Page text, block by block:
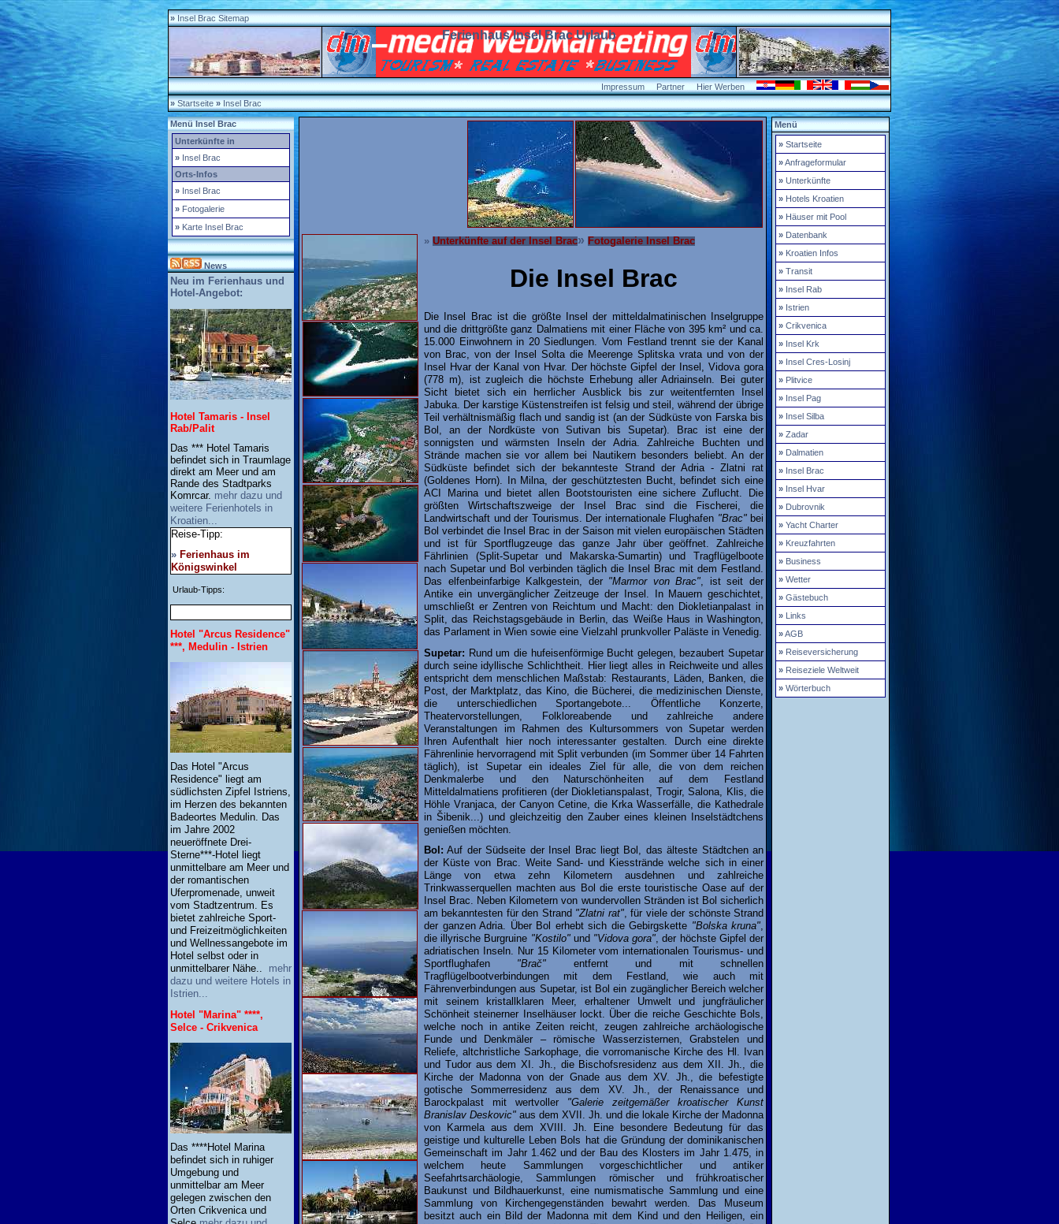
» Insel Brac Sitemap
Ferienhaus Insel Brac Urlaub
Impressum Partner
Hier Werben
» Startseite» Insel Brac
Menü Insel Brac
Unterkünfte in
» Insel Brac
Orts-Infos
» Insel Brac
» Fotogalerie
» Karte Insel Brac
News
Neu im Ferienhaus und
Hotel-Angebot:
Hotel Tamaris - Insel
Rab/Palit
Das *** Hotel Tamaris
befindet sich in Traumlage
direkt am Meer und am
Rande des Stadtparks
Komrcar. mehr dazu und
weitere Ferienhotels in
Kroatien...
Reise-Tipp:
» Ferienhaus im
Königswinkel
Urlaub-Tipps:
Hotel "Arcus Residence"
***, Medulin - Istrien
Das Hotel "Arcus
Residence" liegt am
südlichsten Zipfel Istriens,
im Herzen des bekannten
Badeortes Medulin. Das
im Jahre 2002
neueröffnete Drei-
Sterne***-Hotel liegt
unmittelbare am Meer und
der romantischen
Uferpromenade, unweit
vom Stadtzentrum. Es
bietet zahlreiche Sport-
und Freizeitmöglichkeiten
und Wellnessangebote im
Hotel selbst oder in
unmittelbarer Nähe.. mehr
dazu und weitere Hotels in
Istrien...
Hotel "Marina" ****,
Selce - Crikvenica
Das ****Hotel Marina
befindet sich in ruhiger
Umgebung und
unmittelbar am Meer
gelegen zwischen den
Orten Crikvenica und
» Unterkünfte auf der Insel Brac» Fotogalerie Insel Brac
Die Insel Brac
Die Insel Brac ist die größte Insel der mitteldalmatinischen Inselgruppe
und die drittgrößte ganz Dalmatiens mit einer Fläche von 395 km² und ca.
15.000 Einwohnern in 20 Siedlungen. Vom Festland trennt sie der Kanal
von Brac, von der Insel Solta die Meerenge Splitska vrata und von der
Insel Hvar der Kanal von Hvar. Der höchste Gipfel der Insel, Vidova gora
(778 m), ist zugleich die höchste Erhebung aller Adriainseln. Bei guter
Sicht bietet sich ein herrlicher Ausblick bis zur weitentfernten Insel
Jabuka. Der karstige Küstenstreifen ist felsig und steil, während der übrige
Teil verhältnismäßig flach und sandig ist (an der Südküste von Farska bis
Bol, an der Nordküste von Sutivan bis Supetar). Brac ist eine der
sonnigsten und wärmsten Inseln der Adria. Zahlreiche Buchten und
Strände machen sie vor allem bei Nautikern besonders beliebt. An der
Südküste befindet sich der bekannteste Strand der Adria - Zlatni rat
(Goldenes Horn). In Milna, der geschütztesten Bucht, befindet sich eine
ACI Marina und bietet allen Bootstouristen eine sichere Zuflucht. Die
größten Wirtschaftszweige der Insel Brac sind die Fischerei, die
Landwirtschaft und der Tourismus. Der internationale Flughafen "Brac"bei
Bol verbindet die Insel Brac in der Saison mit vielen europäischen Städten
und ist für Sportflugzeuge das ganze Jahr über geöffnet. Zahlreiche
Fährlinien (Split-Supetar und Makarska-Sumartin) und Tragflügelboote
nach Supetar und Bol verbinden täglich die Insel Brac mit dem Festland.
Das elfenbeinfarbige Kalkgestein, der "Marmor von Brac" , ist seit der
Antike ein unvergänglicher Zeitzeuge der Insel. In Mauern geschichtet,
umschließt er Zentren von Reichtum und Macht: den Diokletianpalast in
Split, das Reichstagsgebäude in Berlin, das Weiße Haus in Washington,
das Parlament in Wien sowie eine Vielzahl prunkvoller Paläste in Venedig.
Supetar: Rund um die hufeisenförmige Bucht gelegen, bezaubert Supetar
durch seine idyllische Schlichtheit. Hier liegt alles in Reichweite und alles
entspricht dem menschlichen Maßstab: Restaurants, Läden, Banken, die
Post, der Marktplatz, das Kino, die Bücherei, die medizinischen Dienste,
die unterschiedlichen Sportangebote... Öffentliche Konzerte,
Theatervorstellungen, Folkloreabende und zahlreiche andere
Veranstaltungen im Rahmen des Kultursommers von Supetar werden
Ihren Aufenthalt hier noch interessanter gestalten. Durch eine direkte
Fährenlinie hervorragend mit Split verbunden (im Sommer über 14 Fahrten
täglich), ist Supetar ein ideales Ziel für alle, die von dem reichen
Denkmalerbe und den Naturschönheiten auf dem Festland
Mitteldalmatiens profitieren (der Diokletianspalast, Trogir, Salona, Klis, die
Höhle Vranjaca, der Canyon Cetine, die Krka Wasserfälle, die Kathedrale
in Šibenik...) und gleichzeitig den Zauber eines kleinen Inselstädtchens
genießen möchten.
Bol: Auf der Südseite der Insel Brac liegt Bol, das älteste Städtchen an
der Küste von Brac. Weite Sand- und Kiesstrände welche sich in einer
Länge von etwa zehn Kilometern ausdehnen und zahlreiche
Trinkwasserquellen machten aus Bol die erste touristische Oase auf der
Insel Brac. Neben Kilometern von wundervollen Stränden ist Bol sicherlich
am bekanntesten für den Strand "Zlatni rat", für viele der schönste Strand
der ganzen Adria. Über Bol erhebt sich die Gebirgskette "Bolska kruna",
die illyrische Burgruine "Kostilo"und "Vidova gora", der höchste Gipfel der
adriatischen Inseln. Nur 15 Kilometer vom internationalen Tourismus- und
Sportflughafen "Brač" entfernt und mit schnellen
Tragflügelbootverbindungen mit dem Festland, wie auch mit
Fährenverbindungen aus Supetar, ist Bol ein zugänglicher Bereich welcher
mit seinem kristallklaren Meer, erhaltener Umwelt und jungfräulicher
Schönheit steinerner Inselhäuser lockt. Über die reiche Geschichte Bols,
welche noch in antike Zeiten reicht, zeugen zahlreiche archäologische
Funde und Denkmäler – römische Wasserzisternen, Grabstelen und
Reliefe, altchristliche Sarkophage, die vorromanische Kirche des Hl. Ivan
und Tudor aus dem XI. Jh., die Bischofsresidenz aus dem XII. Jh., die
Kirche der Madonna von der Gnade aus dem XV. Jh., die befestigte
gotische Sommerresidenz aus dem XV. Jh., der Renaissance und
Barockpalast mit wertvoller "Galerie zeitgemäßer kroatischer Kunst
Branislav Deskovic" aus dem XVII. Jh. und die lokale Kirche der Madonna
von Karmela aus dem XVIII. Jh. Eine besondere Bedeutung für das
geistige und kulturelle Leben Bols hat die Gründung der dominikanischen
Gemeinschaft im Jahr 1.462 und der Bau des Klosters im Jahr 1.475, in
welchem heute Sammlungen vorgeschichtlicher und antiker
Seefahrtsarchäologie, Sammlungen römischer und frühkroatischer
Baukunst und Bildhauerkunst, eine numismatische Sammlung und eine
Sammlung von Kirchengegenständen bewahrt werden. Das Museum
besitzt auch ein Bild der Madonna mit dem Kind und den Heiligen, ein
Menü
» Startseite
»Anfrageformular
» Unterkünfte
» Hotels Kroatien
» Häuser mit Pool
» Datenbank
» Kroatien Infos
» Transit
» Insel Rab
» Istrien
» Crikvenica
» Insel Krk
» Insel Cres-Losinj
» Plitvice
» Insel Pag
» Insel Silba
» Zadar
» Dalmatien
» Insel Brac
» Insel Hvar
» Dubrovnik
» Yacht Charter
» Kreuzfahrten
» Business
» Wetter
» Gästebuch
» Links
»AGB
» Reiseversicherung
» Reiseziele Weltweit
» Wörterbuch